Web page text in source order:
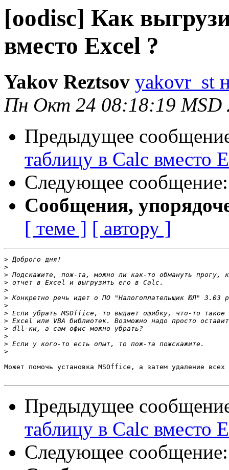
[oodisc] Как
вместо Excel ?
Yakov Reztsov yakovr_st
Пн Окт 24 08:18:19 MSD
Предыдущее
таблицу в Calc вместо
Следующее
Сообщения,
[ теме ] [ автору ]
>
>
>
>
>
>
>
>
>
>
>
>
>
Может помочь установка MSOffice, а затем удаление
Предыдущее
таблицу в Calc вместо
Следующее